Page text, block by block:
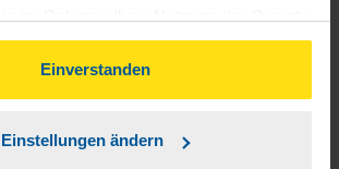
Indem Sie auf Einverstanden klicken,
von Cookies, gemäß
Einverstanden
Einstellungen ändern
machen lassen
Steuererklärung
Steuererklärung